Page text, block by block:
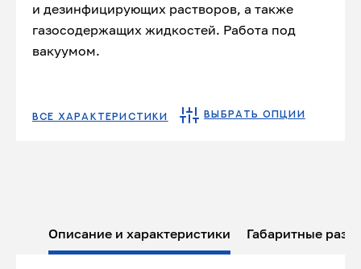
и дезинфицирующих растворов, а также
газосодержащих жидкостей. Работа под
вакуумом.
ВСЕ ХАРАКТЕРИСТИКИ ВЫБРАТЬ ОПЦИИ
Описание и характеристики Габаритные